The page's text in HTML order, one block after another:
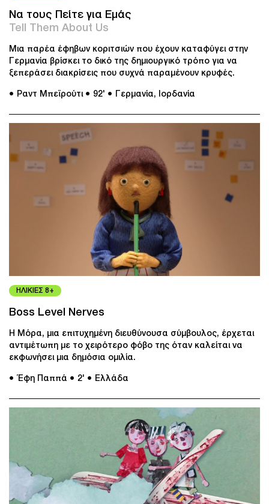
Να τους Πείτε για Εμάς
Tell Them About Us
Μια παρέα έφηβων κοριτσιών που έχουν καταφύγει στην
Γερμανία βρίσκει το δικό της δημιουργικό τρόπο για να
ξεπεράσει διακρίσεις που συχνά παραμένουν κρυφές.
● Ραντ Μπεϊρούτι ● 92' ● Γερμανία, Ιορδανία
ΗΛΙΚΙΕΣ 8+
Boss Level Nerves
Η Μόρα, μια επιτυχημένη διευθύνουσα σύμβουλος, έρχεται
αντιμέτωπη με το χειρότερο φόβο της όταν καλείται να
εκφωνήσει μια δημόσια ομιλία.
● Έφη Παππά ● 2' ● Ελλάδα